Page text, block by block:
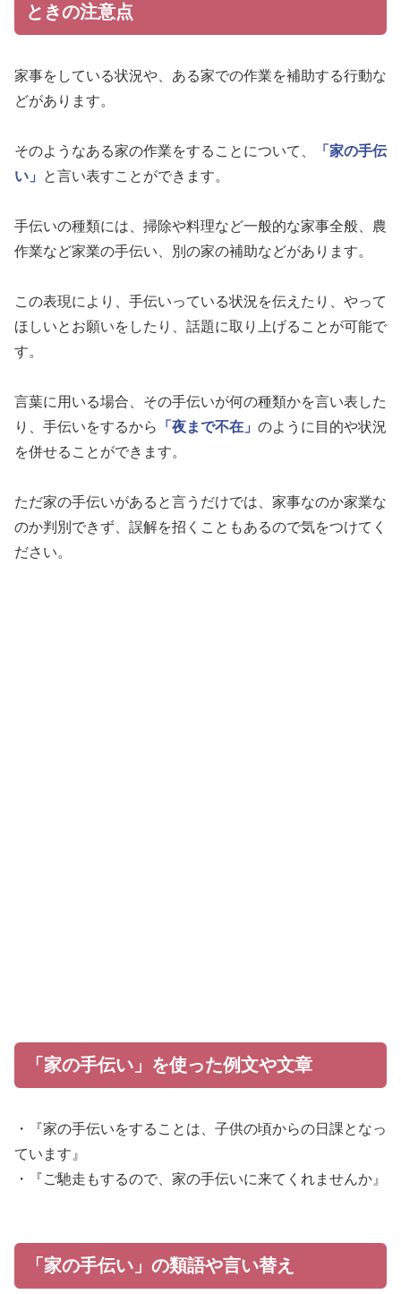
ときの注意点
家事をしている状況や、ある家での作業を補助する行動な
どがあります。
そのようなある家の作業をすることについて、
「家の手伝
い」
と言い表すことができます。
手伝いの種類には、掃除や料理など一般的な家事全般、農
作業など家業の手伝い、別の家の補助などがあります。
この表現により、手伝いっている状況を伝えたり、やって
ほしいとお願いをしたり、話題に取り上げることが可能で
す。
言葉に用いる場合、その手伝いが何の種類かを言い表した
り、手伝いをするから
「夜まで不在」 のように目的や状況
を併せることができます。
ただ家の手伝いがあると言うだけでは、家事なのか家業な
のか判別できず、誤解を招くこともあるので気をつけてく
ださい。
「家の手伝い」を使った例文や文章
・『家の手伝いをすることは、子供の頃からの日課となっ
ています』
・『ご馳走もするので、家の手伝いに来てくれませんか』
「家の手伝い」の類語や言い替え